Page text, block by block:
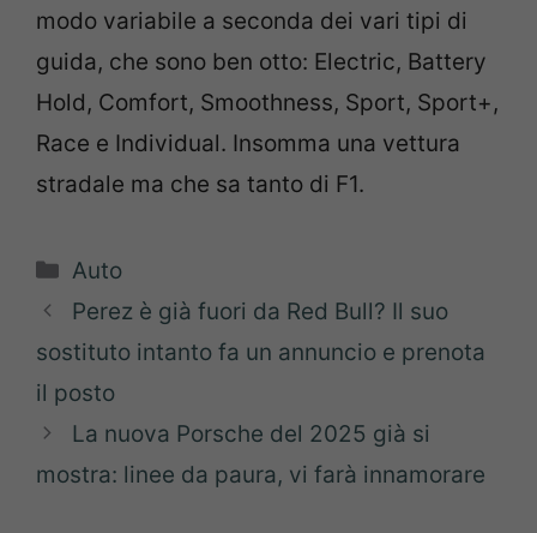
modo variabile a seconda dei vari tipi di
guida, che sono ben otto: Electric, Battery
Hold, Comfort, Smoothness, Sport, Sport+,
Race e Individual. Insomma una vettura
stradale ma che sa tanto di F1.
Categorie
Auto
Perez è già fuori da Red Bull? Il suo
sostituto intanto fa un annuncio e prenota
il posto
La nuova Porsche del 2025 già si
mostra: linee da paura, vi farà innamorare